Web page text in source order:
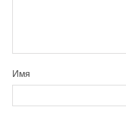
Имя